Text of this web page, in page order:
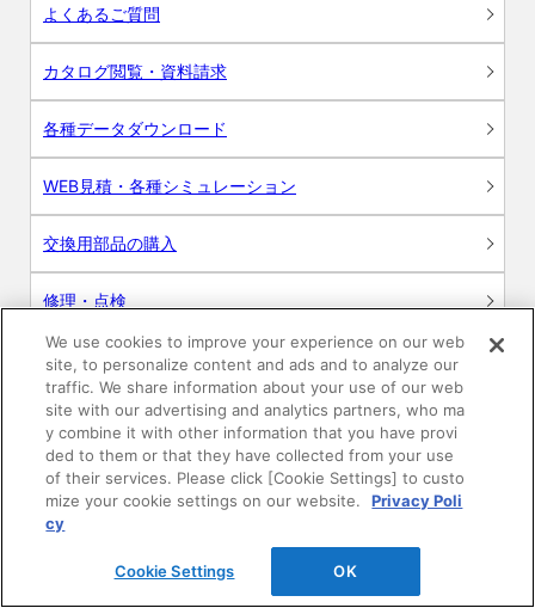
よくあるご質問
カタログ閲覧・資料請求
各種データダウンロード
WEB見積・各種シミュレーション
交換用部品の購入
修理・点検
お問い合わせ
ログイン
建築・設計関係者様向けサイト
ユーザー登録サービス
WEB見積システム
We use cookies to improve your experience on our web
site, to personalize content and ads and to analyze our
traffic. We share information about your use of our web
site with our advertising and analytics partners, who ma
y combine it with other information that you have provi
ded to them or that they have collected from your use
of their services. Please click [Cookie Settings] to custo
mize your cookie settings on our website.
Privacy Poli
cy
Cookie Settings OK